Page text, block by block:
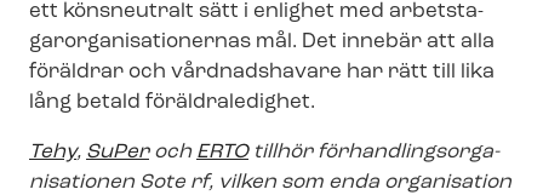
ett könsneutralt sätt i enlighet med ar­bets­ta­
gar­or­ga­ni­sa­tio­ner­nas mål. Det innebär att alla
föräldrar och vårdnadshavare har rätt till lika
lång betald föräldraledighet.
Tehy, SuPeroch ERTOtillhör för­hand­lings­or­ga­
ni­sa­tio­nen Sote rf, vilken som enda organisation